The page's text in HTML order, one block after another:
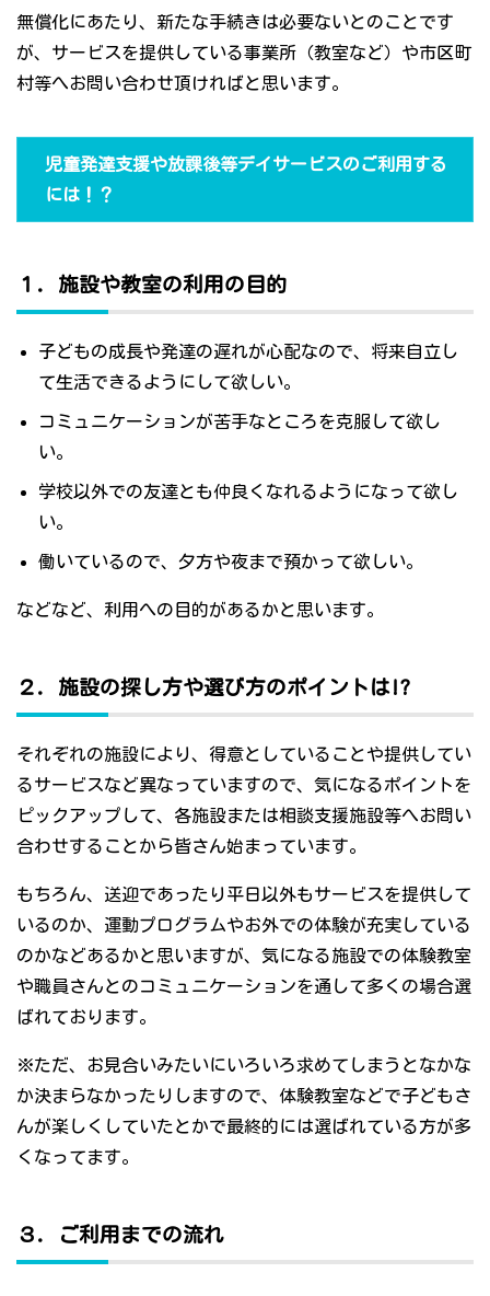
無償化にあたり、新たな手続きは必要ないとのことです
が、サービスを提供している事業所（教室など）や市区町
村等へお問い合わせ頂ければと思います。
児童発達支援や放課後等デイサービスのご利用する
には！？
１．施設や教室の利用の目的
子どもの成長や発達の遅れが心配なので、将来自立し
て生活できるようにして欲しい。
コミュニケーションが苦手なところを克服して欲し
い。
学校以外での友達とも仲良くなれるようになって欲し
い。
働いているので、夕方や夜まで預かって欲しい。
などなど、利用への目的があるかと思います。
２．施設の探し方や選び方のポイントは!?
それぞれの施設により、得意としていることや提供してい
るサービスなど異なっていますので、気になるポイントを
ピックアップして、各施設または相談支援施設等へお問い
合わせすることから皆さん始まっています。
もちろん、送迎であったり平日以外もサービスを提供して
いるのか、運動プログラムやお外での体験が充実している
のかなどあるかと思いますが、気になる施設での体験教室
や職員さんとのコミュニケーションを通して多くの場合選
ばれております。
※ただ、お見合いみたいにいろいろ求めてしまうとなかな
か決まらなかったりしますので、体験教室などで子どもさ
んが楽しくしていたとかで最終的には選ばれている方が多
くなってます。
３．ご利用までの流れ